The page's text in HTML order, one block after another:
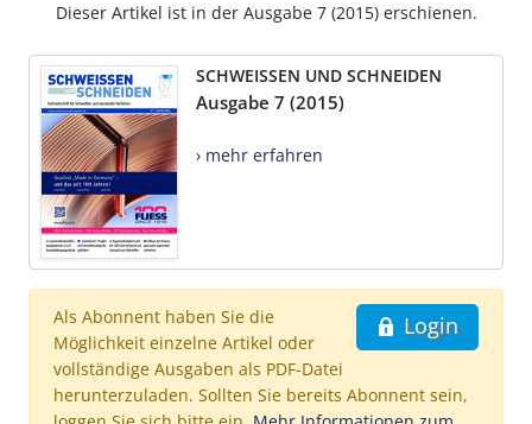
Dieser Artikel ist in der Ausgabe 7 (2015) erschienen.
SCHWEISSEN UND SCHNEIDEN
Ausgabe 7 (2015)
› mehr erfahren
Login
Als Abonnent haben Sie die
Möglichkeit einzelne Artikel oder
vollständige Ausgaben als PDF-Datei
herunterzuladen. Sollten Sie bereits Abonnent sein,